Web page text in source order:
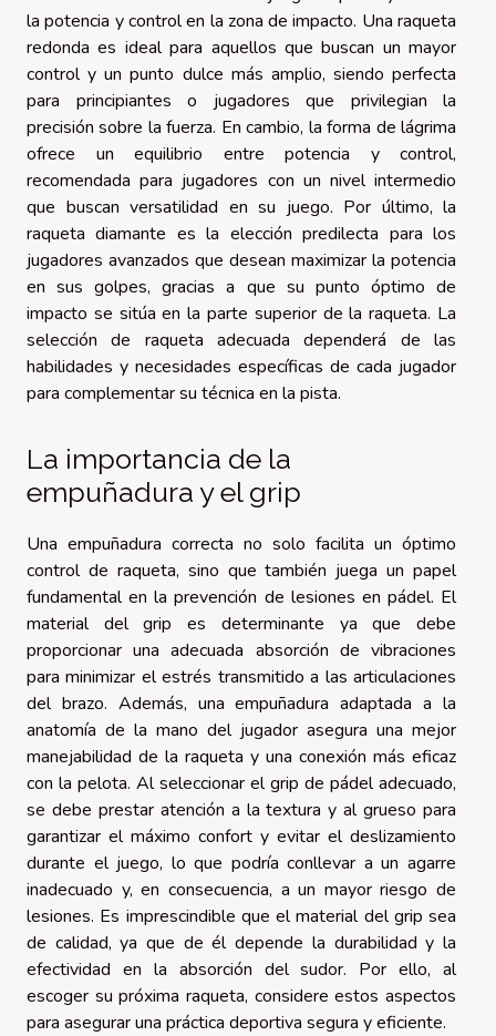
la potencia y control en la zona de impacto. Una raqueta
redonda es ideal para aquellos que buscan un mayor
control y un punto dulce más amplio, siendo perfecta
para principiantes o jugadores que privilegian la
precisión sobre la fuerza. En cambio, la forma de lágrima
ofrece un equilibrio entre potencia y control,
recomendada para jugadores con un nivel intermedio
que buscan versatilidad en su juego. Por último, la
raqueta diamante es la elección predilecta para los
jugadores avanzados que desean maximizar la potencia
en sus golpes, gracias a que su punto óptimo de
impacto se sitúa en la parte superior de la raqueta. La
selección de raqueta adecuada dependerá de las
habilidades y necesidades específicas de cada jugador
para complementar su técnica en la pista.
La importancia de la
empuñadura y el grip
Una empuñadura correcta no solo facilita un óptimo
control de raqueta, sino que también juega un papel
fundamental en la prevención de lesiones en pádel. El
material del grip es determinante ya que debe
proporcionar una adecuada absorción de vibraciones
para minimizar el estrés transmitido a las articulaciones
del brazo. Además, una empuñadura adaptada a la
anatomía de la mano del jugador asegura una mejor
manejabilidad de la raqueta y una conexión más eficaz
con la pelota. Al seleccionar el grip de pádel adecuado,
se debe prestar atención a la textura y al grueso para
garantizar el máximo confort y evitar el deslizamiento
durante el juego, lo que podría conllevar a un agarre
inadecuado y, en consecuencia, a un mayor riesgo de
lesiones. Es imprescindible que el material del grip sea
de calidad, ya que de él depende la durabilidad y la
efectividad en la absorción del sudor. Por ello, al
escoger su próxima raqueta, considere estos aspectos
para asegurar una práctica deportiva segura y eficiente.